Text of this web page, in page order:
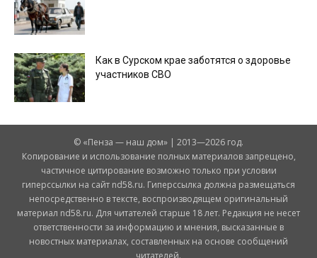
Как в Сурском крае заботятся о здоровье
участников СВО
© «Пенза — наш дом» | 2013—2026 год.
Копирование и использование полных материалов запрещено,
частичное цитирование возможно только при условии
гиперссылки на сайт nd58.ru. Гиперссылка должна размещаться
непосредственно в тексте, воспроизводящем оригинальный
материал nd58.ru. Для читателей старше 18 лет. Редакция не несет
ответственности за информацию и мнения, высказанные в
новостных материалах, составленных на основе сообщений